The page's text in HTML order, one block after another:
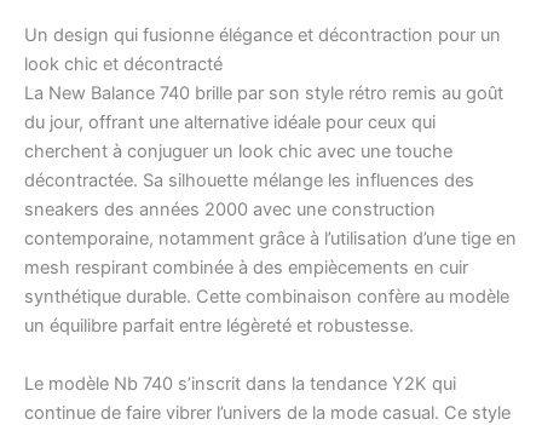
Un design qui fusionne élégance et décontraction pour un
look chic et décontracté
La New Balance 740 brille par son style rétro remis au goût
du jour, offrant une alternative idéale pour ceux qui
cherchent à conjuguer un look chic avec une touche
décontractée. Sa silhouette mélange les influences des
sneakers des années 2000 avec une construction
contemporaine, notamment grâce à l’utilisation d’une tige en
mesh respirant combinée à des empiècements en cuir
synthétique durable. Cette combinaison confère au modèle
un équilibre parfait entre légèreté et robustesse.
Le modèle Nb 740 s’inscrit dans la tendance Y2K qui
continue de faire vibrer l’univers de la mode casual. Ce style